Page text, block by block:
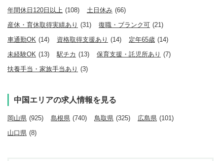
年間休日120日以上 (108) 土日休み (66)
産休・育休取得実績あり (31) 復職・ブランク可 (21)
車通勤OK (14) 資格取得支援あり (14) 定年65歳 (14)
未経験OK (13) 駅チカ (13) 保育支援・託児所あり (7)
扶養手当・家族手当あり (3)
中国エリアの求人情報を見る
岡山県 (925) 島根県 (740) 鳥取県 (325) 広島県 (101)
山口県 (8)